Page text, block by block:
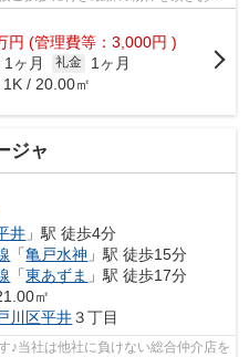
円 (管理費等：3,000円 )
1ヶ月 礼金
1ヶ月
/ 20.00㎡
ジャ
井 」駅 徒歩4分
「亀戸水神 」駅 徒歩15分
「東あずま 」駅 徒歩17分
㎡
川区平井３丁目
♪当社は他社に負けない総合仲介店を